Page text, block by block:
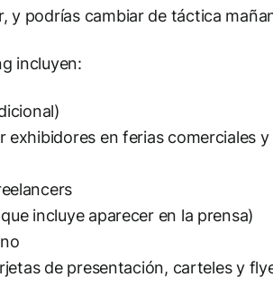
y podrías cambiar de táctica
incluyen:
exhibidores en ferias comerciales
incluye aparecer en la prensa)
de presentación, carteles y